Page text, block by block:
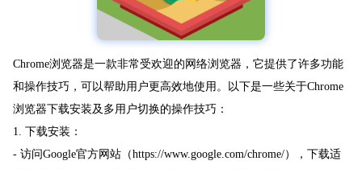
Chrome浏览器是一款非常受欢迎的网络浏览器，它提供了许多功能
和操作技巧，可以帮助用户更高效地使用。以下是一些关于Chrome
浏览器下载安装及多用户切换的操作技巧：
1. 下载安装：
- 访问Google官方网站（https://www.google.com/chrome/），下载适